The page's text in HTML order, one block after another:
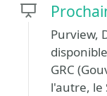
Purview,
GRC
l'autre, le